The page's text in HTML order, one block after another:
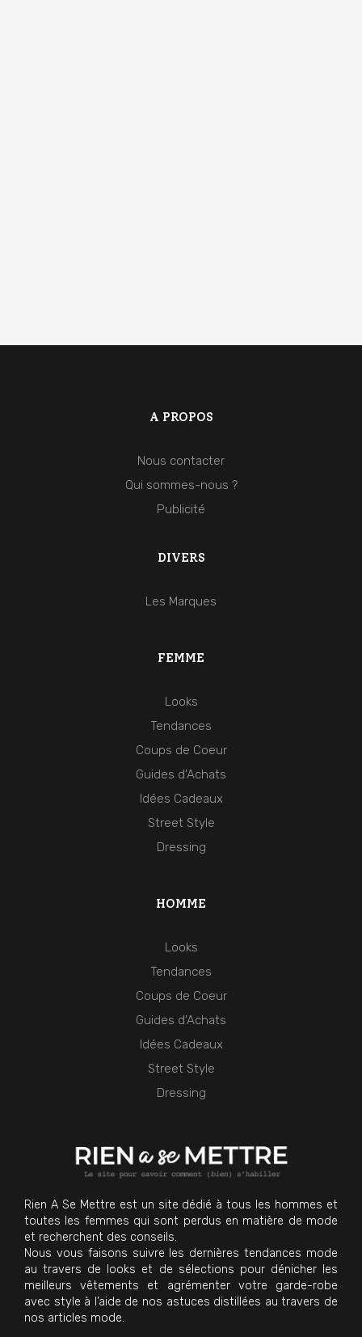
Rien A Se Mettre est un site dédié à tous les hommes et
toutes les femmes qui sont perdus en matière de mode
et recherchent des conseils.
Nous vous faisons suivre les dernières tendances mode
au travers de looks et de sélections pour dénicher les
meilleurs vêtements et agrémenter votre garde-robe
avec style à l’aide de nos astuces distillées au travers de
nos articles mode.
HOMME
Looks
Tendances
Coups de Coeur
Guides d'Achats
Idées Cadeaux
Street Style
Dressing
FEMME
Looks
Tendances
Coups de Coeur
Guides d'Achats
Idées Cadeaux
Street Style
Dressing
A PROPOS
Nous contacter
Qui sommes-nous ?
Publicité
DIVERS
Les Marques